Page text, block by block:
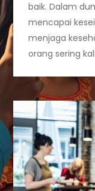
baik. Dalam
mencapai
menjaga
orang sering